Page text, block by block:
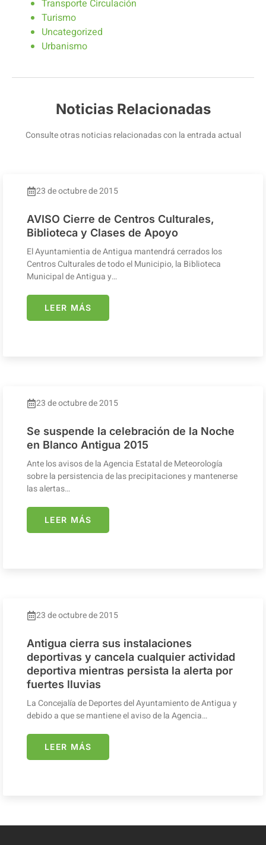
Transporte Circulación
Turismo
Uncategorized
Urbanismo
Noticias Relacionadas
Consulte otras noticias relacionadas con la entrada actual
23 de octubre de 2015
AVISO Cierre de Centros Culturales,
Biblioteca y Clases de Apoyo
El Ayuntamientia de Antigua mantendrá cerrados los
Centros Culturales de todo el Municipio, la Biblioteca
Municipal de Antigua y…
LEER MÁS
23 de octubre de 2015
Se suspende la celebración de la Noche
en Blanco Antigua 2015
Ante los avisos de la Agencia Estatal de Meteorología
sobre la persistencia de las precipitaciones y mantenerse
las alertas…
LEER MÁS
23 de octubre de 2015
Antigua cierra sus instalaciones
deportivas y cancela cualquier actividad
deportiva mientras persista la alerta por
fuertes lluvias
La Concejalía de Deportes del Ayuntamiento de Antigua y
debido a que se mantiene el aviso de la Agencia…
LEER MÁS